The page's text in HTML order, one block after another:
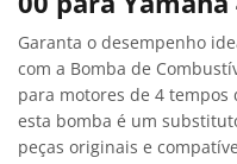
Garanta o desempenho
com a Bomba de
para motores de 4 tempos
esta bomba é um
peças originais e